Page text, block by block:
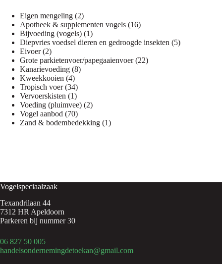
Eigen mengeling 22
producten
Apotheek & supplementen vogels 1616
Bijvoeding (vogels) 11
product
Diepvries voedsel dieren en gedroogde insekten 55
Eivoer 22
producten
Grote parkietenvoer/papegaaienvoer 2222
Kanarievoeding 88
Kweekkooien 44
producten
Tropisch voer 3434
producten
Vervoerskisten 11
product
Voeding (pluimvee) 22
Vogel aanbod 7070
producten
Zand & bodembedekking 11
Vogelspeciaalzaak
Texandrilaan 44
7312 HR Apeldoorn
Parkeren bij nummer 30
06 827 50 005
handelsondernemingdetoekan@gmail.com